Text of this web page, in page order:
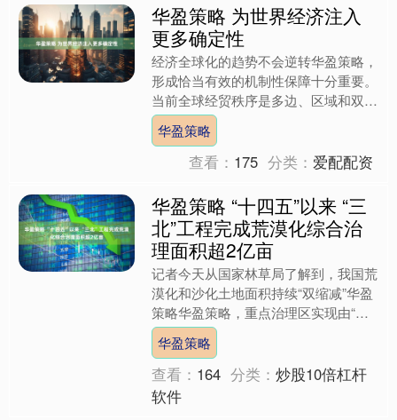
华盈策略 为世界经济注入
更多确定性
经济全球化的趋势不会逆转华盈策略，
形成恰当有效的机制性保障十分重要。
当前全球经贸秩序是多边、区域和双边
共同约束的结果华盈策略，所有经济体
都是参与者。历史和现实表....
华盈策略
查看： 175 分类：爱配配资
华盈策略 “十四五”以来 “三
北”工程完成荒漠化综合治
理面积超2亿亩
记者今天从国家林草局了解到，我国荒
漠化和沙化土地面积持续“双缩减”华盈
策略华盈策略，重点治理区实现由“沙
进人退”到“绿进沙退”历史性转变，在世
界范围内率先实现了....
华盈策略
查看： 164 分类：炒股10倍杠杆
软件